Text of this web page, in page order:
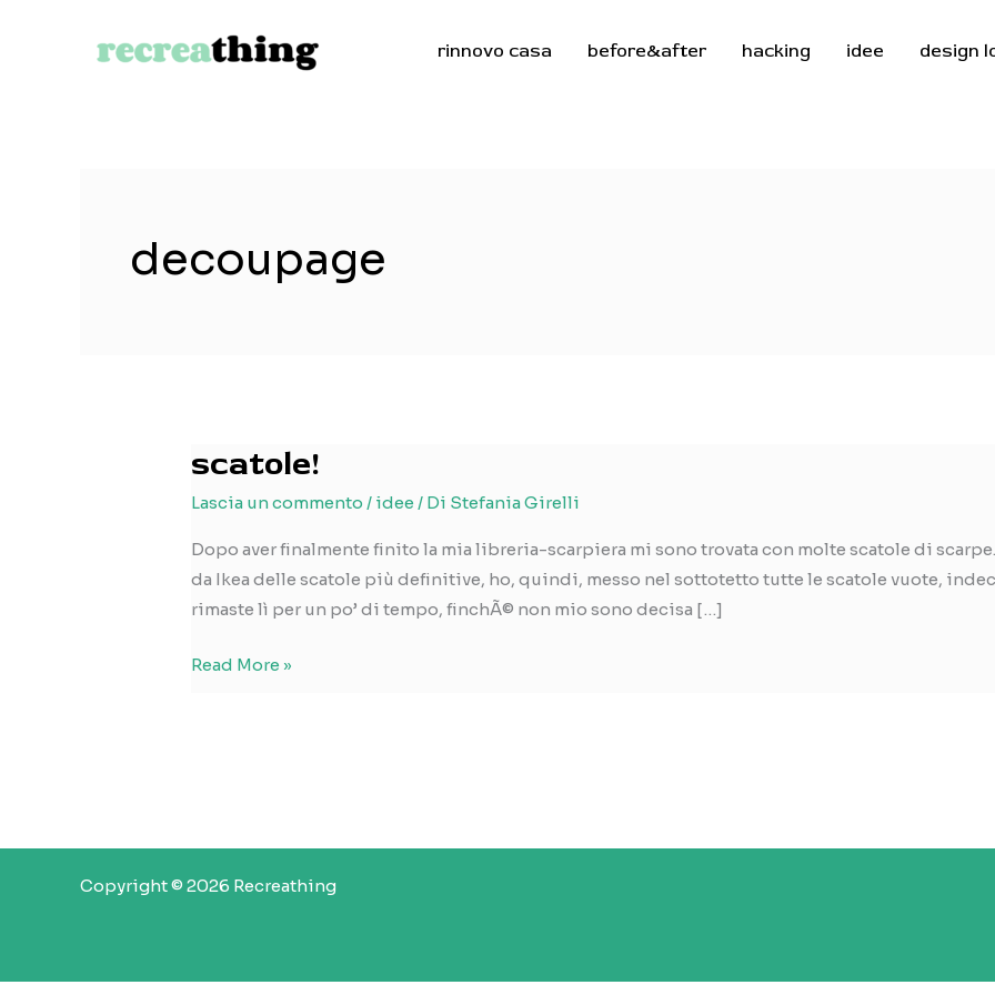
rinnovo casa before&after hacking idee design
decoupage
scatole!
Lascia un commento / idee / Di Stefania Girelli
Dopo aver finalmente finito la mia libreria-scarpiera mi sono trovata con molte scatole di
da Ikea delle scatole più definitive, ho, quindi, messo nel sottotetto tutte le scatole vuote,
rimaste lì per un po’ di tempo, finchÃ© non mio sono decisa […]
scatole!
Read More »
Copyright © 2026 Recreathing